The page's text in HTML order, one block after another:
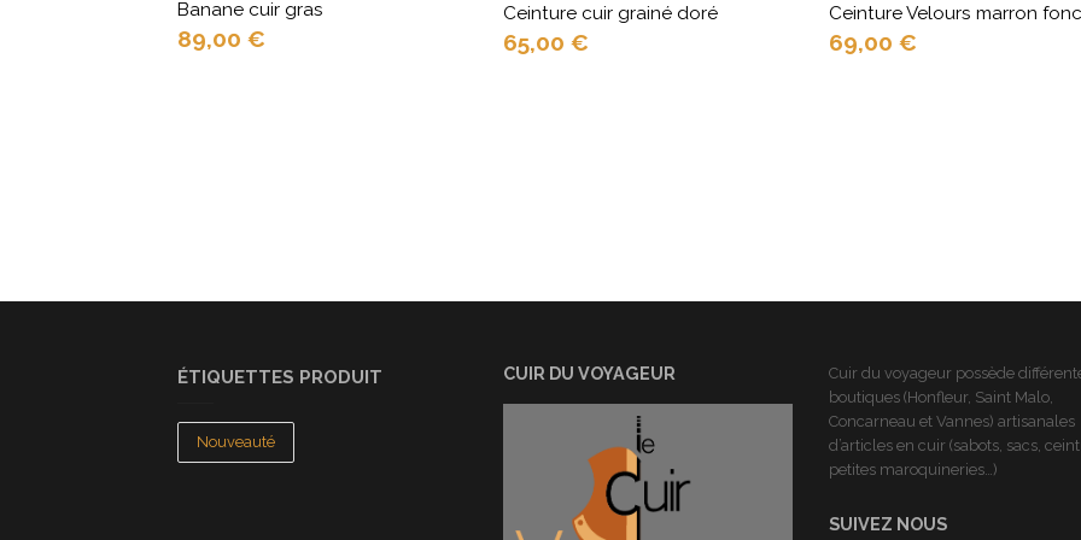
Banane cuir gras
89,00 €
Ceinture cuir grainé doré
65,00 €
Ceinture Velours marron
69,00 €
ÉTIQUETTES PRODUIT
Nouveauté
CUIR DU VOYAGEUR
Cuir du voyageur possède
boutiques (Honfleur, Saint Malo,
Concarneau et Vannes) artisanales
d’articles en cuir (sabots, sacs,
petites maroquineries…)
SUIVEZ NOUS